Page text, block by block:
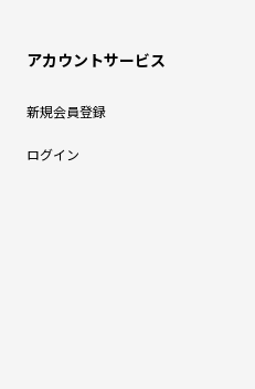
アカウントサービス
新規会員登録
ログイン